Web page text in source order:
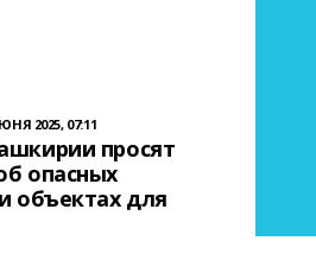
2025, 07:11
просят
опасных
объектах для